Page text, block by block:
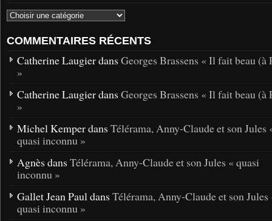
COMMENTAIRES RÉCENTS
Catherine Laugier dans Georges Brassens « Il fait beau (à
»
Catherine Laugier dans Georges Brassens « Il fait beau (à
»
Michel Kemper dans Télérama, Anny-Claude et son Jules
quasi inconnu »
Agnès dans Télérama, Anny-Claude et son Jules « quasi
inconnu »
Gallet Jean Paul dans Télérama, Anny-Claude et son Jules
quasi inconnu »